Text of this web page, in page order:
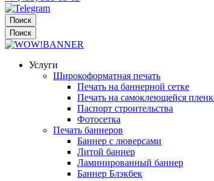
Поиск
Поиск
Услуги
Широкоформатная печать
Печать на баннерной сетке
Печать на самоклеющейся
Паспорт строительства
Фотосетка
Печать баннеров
Баннер с люверсами
Литой баннер
Ламинированный баннер
Баннер Блэкбек